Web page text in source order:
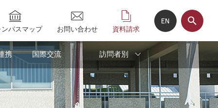
ンパスマップ お問い合わせ 資料請求
携 国際交流 訪問者別